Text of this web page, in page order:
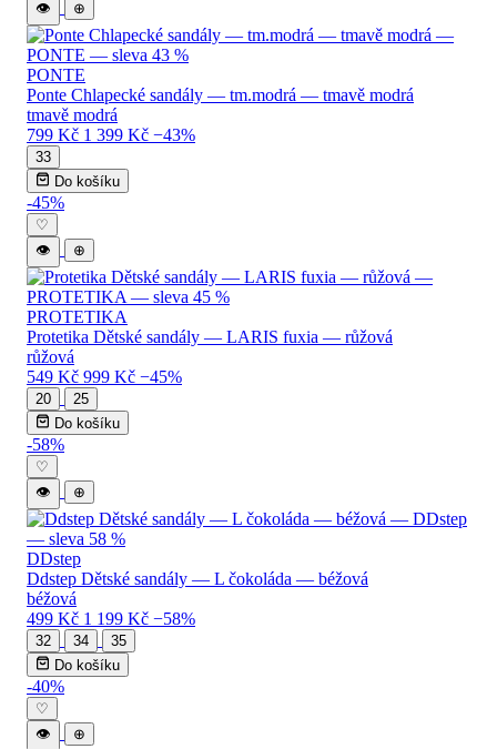
👁 ⊕
PONTE
Ponte Chlapecké sandály — tm.modrá — tmavě modrá
tmavě modrá
799 Kč 1 399 Kč −43%
33
Do košíku
-45%
♡
👁
⊕
PROTETIKA
Protetika Dětské sandály — LARIS fuxia — růžová
růžová
549 Kč 999 Kč −45%
20
25
Do košíku
-58%
♡
👁
⊕
DDstep
Ddstep Dětské sandály — L čokoláda — béžová
béžová
499 Kč 1 199 Kč −58%
32 34
35
Do košíku
-40%
♡
👁
⊕